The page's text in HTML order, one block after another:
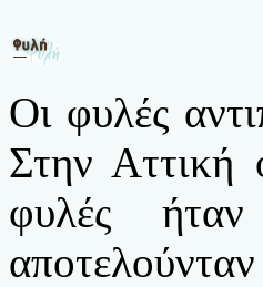
Οι φυλές
Στην Αττική
φυλές